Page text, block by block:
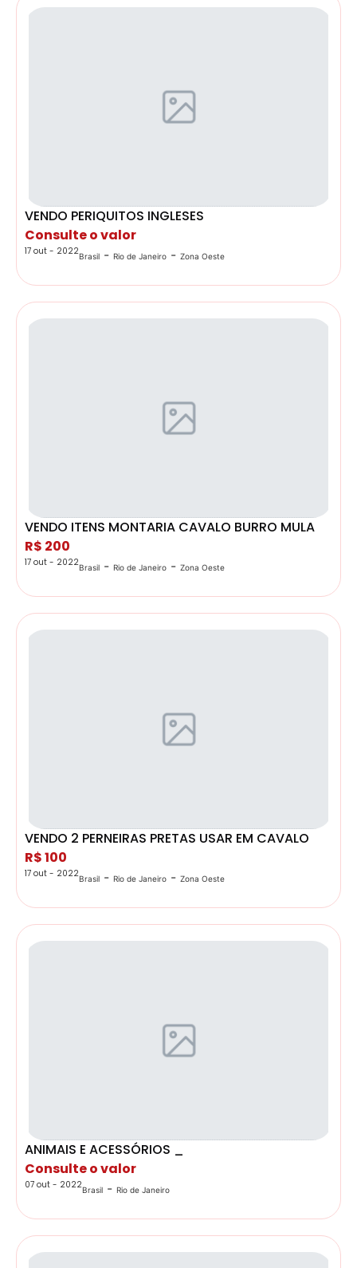
VENDO PERIQUITOS INGLESES
Consulte o valor
17 out - 2022Brasil - Rio de Janeiro - Zona Oeste
VENDO ITENS MONTARIA CAVALO BURRO MULA
R$ 200
17 out - 2022Brasil - Rio de Janeiro - Zona Oeste
VENDO 2 PERNEIRAS PRETAS USAR EM CAVALO
R$ 100
17 out - 2022Brasil - Rio de Janeiro - Zona Oeste
ANIMAIS E ACESSÓRIOS _
Consulte o valor
07 out - 2022Brasil - Rio de Janeiro